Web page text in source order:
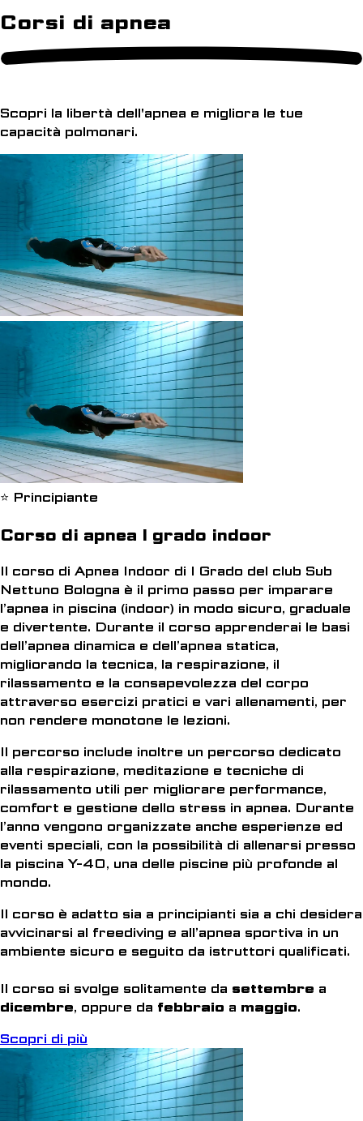
Corsi di apnea
Scopri la libertà dell'apnea e migliora le tue
capacità polmonari.
⭐ Principiante
Corso di apnea I grado indoor
Il corso di Apnea Indoor di I Grado del club Sub
Nettuno Bologna è il primo passo per imparare
l’apnea in piscina (indoor) in modo sicuro, graduale
e divertente. Durante il corso apprenderai le basi
dell’apnea dinamica e dell’apnea statica,
migliorando la tecnica, la respirazione, il
rilassamento e la consapevolezza del corpo
attraverso esercizi pratici e vari allenamenti, per
non rendere monotone le lezioni.
Il percorso include inoltre un percorso dedicato
alla respirazione, meditazione e tecniche di
rilassamento utili per migliorare performance,
comfort e gestione dello stress in apnea. Durante
l’anno vengono organizzate anche esperienze ed
eventi speciali, con la possibilità di allenarsi presso
la piscina Y-40, una delle piscine più profonde al
mondo.
Il corso è adatto sia a principianti sia a chi desidera
avvicinarsi al freediving e all’apnea sportiva in un
ambiente sicuro e seguito da istruttori qualificati.
Il corso si svolge solitamente da settembre a
dicembre, oppure da febbraio a maggio.
Scopri di più